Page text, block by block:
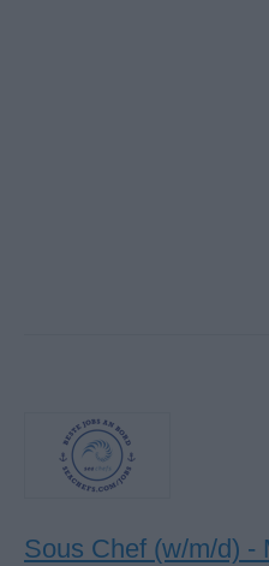
Sous Chef (w/m/d) -